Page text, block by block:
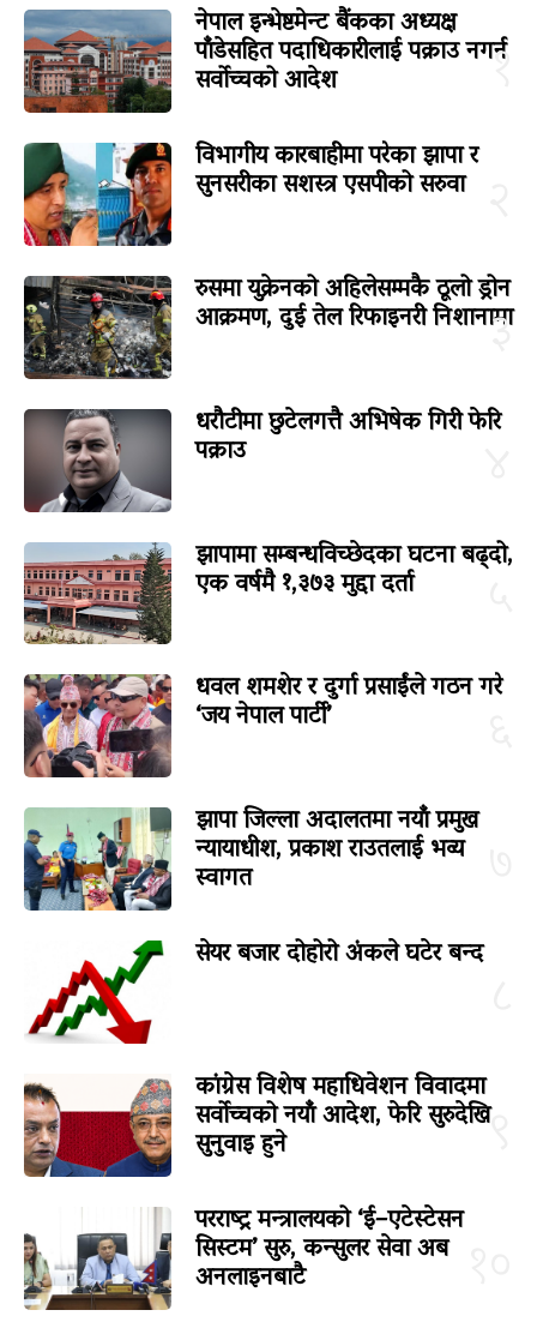
१
नेपाल इन्भेष्टमेन्ट बैंकका अध्यक्ष
पाँडेसहित पदाधिकारीलाई पक्राउ नगर्न
सर्वोच्चको आदेश
विभागीय कारबाहीमा परेका झापा र
सुनसरीका सशस्त्र एसपीको सरुवा
३
रुसमा युक्रेनको अहिलेसम्मकै ठूलो ड्रोन
आक्रमण, दुई तेल रिफाइनरी निशानामा
धरौटीमा छुटेलगत्तै अभिषेक गिरी फेरि
पक्राउ
झापामा सम्बन्धविच्छेदका घटना बढ्दो,
एक वर्षमै १,३७३ मुद्दा दर्ता
धवल शमशेर र दुर्गा प्रसाईंले गठन गरे
‘जय नेपाल पार्टी’
झापा जिल्ला अदालतमा नयाँ प्रमुख
न्यायाधीश, प्रकाश राउतलाई भव्य
स्वागत
सेयर बजार दोहोरो अंकले घटेर बन्द
९
कांग्रेस विशेष महाधिवेशन विवादमा
सर्वोच्चको नयाँ आदेश, फेरि सुरुदेखि
सुनुवाइ हुने
परराष्ट्र मन्त्रालयको ‘ई–एटेस्टेसन
सिस्टम’ सुरु, कन्सुलर सेवा अब
अनलाइनबाटै